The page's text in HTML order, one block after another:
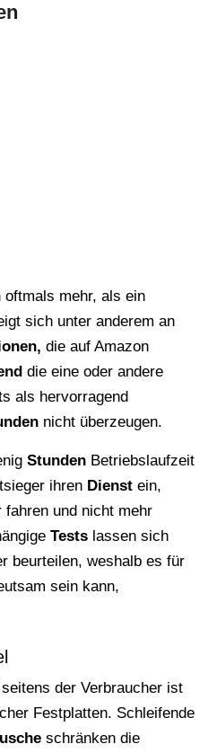
oftmals mehr, als ein
sich unter anderem an
die auf Amazon
die eine oder andere
als hervorragend
nicht überzeugen.
Stunden Betriebslaufzeit
ihren Dienst ein,
und nicht mehr
Tests lassen sich
beurteilen, weshalb es für
sein kann,
seitens der Verbraucher ist
Festplatten. Schleifende
schränken die